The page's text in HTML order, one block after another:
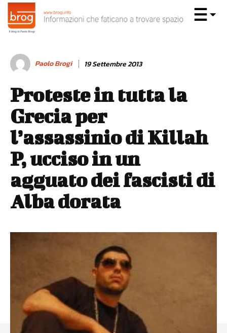
Paolo Brogi 19 Settembre 2013
Proteste in tutta la
Grecia per
l’assassinio di Killah
P, ucciso in un
agguato dei fascisti di
Alba dorata